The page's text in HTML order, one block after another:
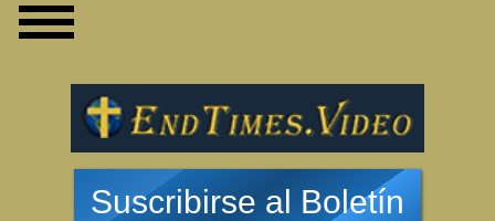
Suscribirse al Boletín